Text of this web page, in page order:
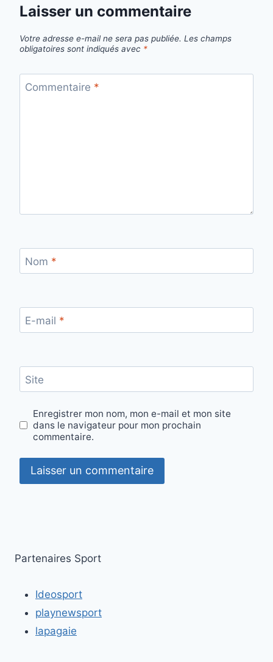
Laisser un commentaire
Votre adresse e-mail ne sera pas publiée. Les champs
obligatoires sont indiqués avec *
Commentaire *
Nom *
E-mail *
Site
Enregistrer mon nom, mon e-mail et mon site
dans le navigateur pour mon prochain
commentaire.
Partenaires Sport
Ideosport
playnewsport
lapagaie